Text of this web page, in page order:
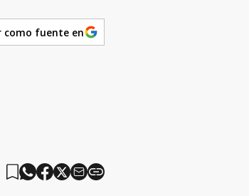
como fuente en